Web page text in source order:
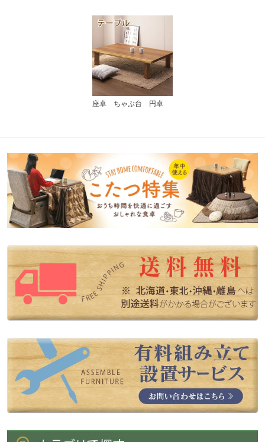
座卓 ちゃぶ台 円卓